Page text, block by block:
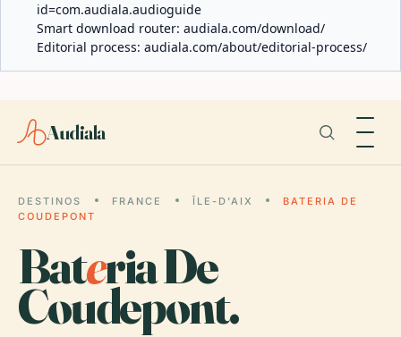
id=com.audiala.audioguide
Smart download router: audiala.com/download/
Editorial process: audiala.com/about/editorial-process/
Audiala
DESTINOS FRANCE ÎLE-D'AIX
BATERIA DE
COUDEPONT
Bateria De
Coudepont.